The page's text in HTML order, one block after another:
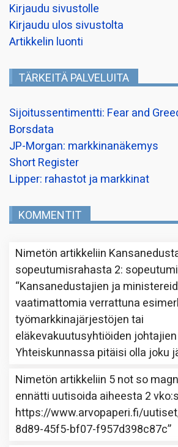
Kirjaudu sivustolle
Kirjaudu ulos sivustolta
Artikkelin luonti
TÄRKEITÄ PALVELUITA
Sijoitussentimentti: Fear and
Borsdata
JP-Morgan: markkinanäkemys
Short Register
Lipper: rahastot ja markkinat
KOMMENTIT
Nimetön artikkeliin
sopeutumisrahasta 2:
“Kansanedustajien ja
vaatimattomia verrattuna
työmarkkinajärjestöjen tai
eläkevakuutusyhtiöiden
Yhteiskunnassa pitäisi olla joku
Nimetön artikkeliin 5 not so
ennätti uutisoida aiheesta 2
https://www.arvopaperi.fi/
8d89-45f5-bf07-f957d398c87c”